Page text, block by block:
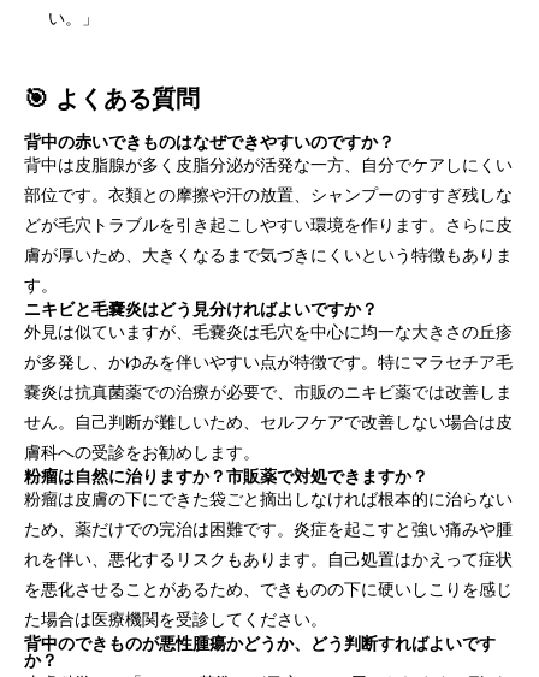
い。」
🎯 よくある質問
背中の赤いできものはなぜできやすいのですか？
背中は皮脂腺が多く皮脂分泌が活発な一方、自分でケアしにくい
部位です。衣類との摩擦や汗の放置、シャンプーのすすぎ残しな
どが毛穴トラブルを引き起こしやすい環境を作ります。さらに皮
膚が厚いため、大きくなるまで気づきにくいという特徴もありま
す。
ニキビと毛嚢炎はどう見分ければよいですか？
外見は似ていますが、毛嚢炎は毛穴を中心に均一な大きさの丘疹
が多発し、かゆみを伴いやすい点が特徴です。特にマラセチア毛
嚢炎は抗真菌薬での治療が必要で、市販のニキビ薬では改善しま
せん。自己判断が難しいため、セルフケアで改善しない場合は皮
膚科への受診をお勧めします。
粉瘤は自然に治りますか？市販薬で対処できますか？
粉瘤は皮膚の下にできた袋ごと摘出しなければ根本的に治らない
ため、薬だけでの完治は困難です。炎症を起こすと強い痛みや腫
れを伴い、悪化するリスクもあります。自己処置はかえって症状
を悪化させることがあるため、できものの下に硬いしこりを感じ
た場合は医療機関を受診してください。
背中のできものが悪性腫瘍かどうか、どう判断すればよいです
か？